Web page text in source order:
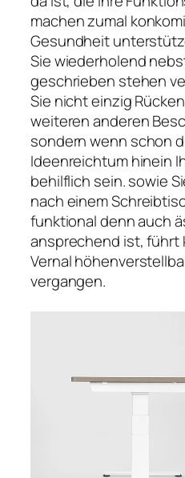
machen zumal
Gesundheit
Sie wiederholend
geschrieben stehen
Sie nicht einzig
weiteren anderen
sondern wenn schon
Ideenreichtum hinein
behilflich sein. sowie
nach einem
funktional denn auch
ansprechend ist, führt
Vernal
vergangen.